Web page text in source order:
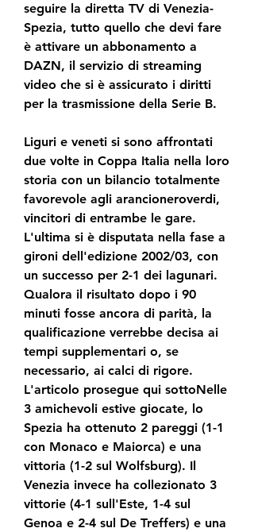
seguire la diretta TV di Venezia-
Spezia, tutto quello che devi fare
è attivare un abbonamento a
DAZN, il servizio di streaming
video che si è assicurato i diritti
per la trasmissione della Serie B.
Liguri e veneti si sono affrontati
due volte in Coppa Italia nella loro
storia con un bilancio totalmente
favorevole agli arancioneroverdi,
vincitori di entrambe le gare.
L'ultima si è disputata nella fase a
gironi dell'edizione 2002/03, con
un successo per 2-1 dei lagunari.
Qualora il risultato dopo i 90
minuti fosse ancora di parità, la
qualificazione verrebbe decisa ai
tempi supplementari o, se
necessario, ai calci di rigore.
L'articolo prosegue qui sottoNelle
3 amichevoli estive giocate, lo
Spezia ha ottenuto 2 pareggi (1-1
con Monaco e Maiorca) e una
vittoria (1-2 sul Wolfsburg). Il
Venezia invece ha collezionato 3
vittorie (4-1 sull'Este, 1-4 sul
Genoa e 2-4 sul De Treffers) e una